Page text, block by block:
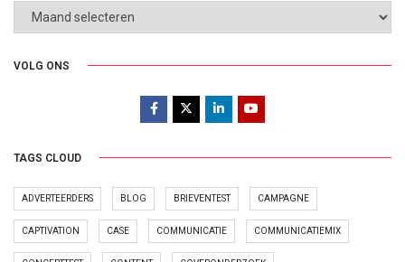
ARCHIEF
VOLG ONS
TAGS CLOUD
ADVERTEERDERS BLOG BRIEVENTEST CAMPAGNE
CAPTIVATION CASE COMMUNICATIE COMMUNICATIEMIX